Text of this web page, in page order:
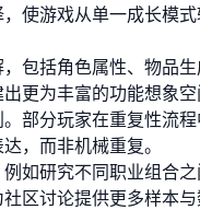
使游戏从单一成长模式
包括角色属性、物品
更为丰富的功能想象空
部分玩家在重复性流
，而非机械重复。
如研究不同职业组合
区讨论提供更多样本与